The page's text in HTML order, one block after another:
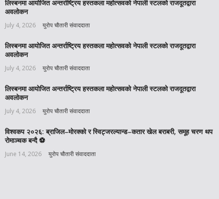
लिस्बनमा आयोजित अन्तर्राष्ट्रिय हस्तकला महोत्सवको नेपाली स्टलको राजदूतद्वारा
अवलोकन
July 4, 2026 युरोप चौतारी संवाददाता
लिस्बनमा आयोजित अन्तर्राष्ट्रिय हस्तकला महोत्सवको नेपाली स्टलको राजदूतद्वारा
अवलोकन
July 4, 2026 युरोप चौतारी संवाददाता
लिस्बनमा आयोजित अन्तर्राष्ट्रिय हस्तकला महोत्सवको नेपाली स्टलको राजदूतद्वारा
अवलोकन
July 4, 2026 युरोप चौतारी संवाददाता
विश्वकप २०२६: ब्राजिल–मोरक्को र स्विट्जरल्यान्ड–कतार खेल बराबरी, समूह चरण थप
रोमाञ्चक बन्दै ⚽️
June 14, 2026 युरोप चौतारी संवाददाता